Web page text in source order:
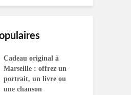
Cadeau original à
Marseille : offrez un
portrait, un livre ou
une chanson